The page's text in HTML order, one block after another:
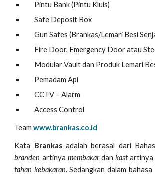
Pintu Bank (Pintu Kluis)
Safe Deposit Box
Gun Safes (Brankas/Lemari Besi
Fire Door, Emergency Door atau
Modular Vault dan Produk Lemari
Pemadam Api
CCTV – Alarm
Access Control
Teamwww.brankas.co.id
Kata Brankasadalah berasal dari
branden artinya membakardankast
tahan kebakaran. Sedangkan dalam